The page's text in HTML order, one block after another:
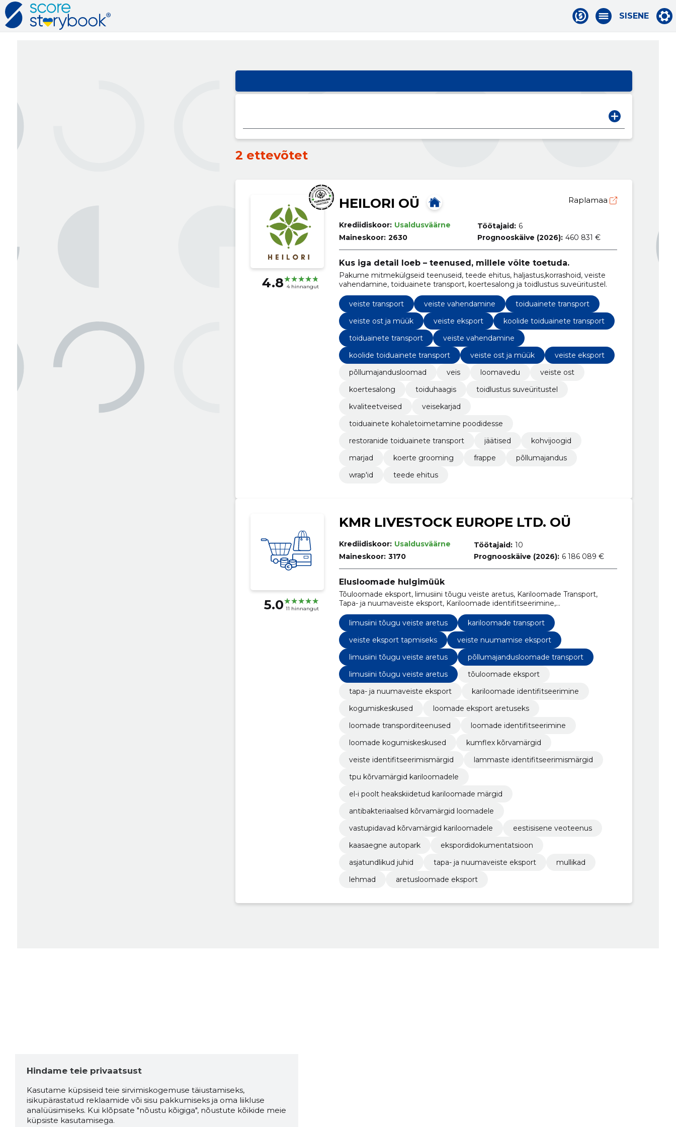
SISENE
2 ettevõtet
4.8 4 hinnangut
HEILORI OÜ Raplamaa
Krediidiskoor: Usaldusväärne
Maineskoor: 2630
Töötajaid: 6
Prognooskäive (2026): 460 831 €
Kus iga detail loeb – teenused, millele võite toetuda.
Pakume mitmekülgseid teenuseid, teede ehitus, haljastus,korrashoid, veiste
vahendamine, toiduainete transport, koertesalong ja toidlustus suveüritustel.
veiste transport veiste vahendamine
toiduainete transport
veiste ost ja müük
veiste eksport
koolide toiduainete transport
toiduainete transport
veiste vahendamine
koolide toiduainete transport
veiste ost ja müük
veiste eksport
põllumajandusloomad
veis loomavedu
veiste ost
koertesalong
toiduhaagis
toidlustus suveüritustel
kvaliteetveised
veisekarjad
toiduainete kohaletoimetamine poodidesse
restoranide toiduainete transport
jäätised
kohvijoogid
marjad
koerte grooming frappe
põllumajandus
wrap'id
teede ehitus
5.0 11 hinnangut
KMR LIVESTOCK EUROPE LTD. OÜ
Krediidiskoor: Usaldusväärne
Maineskoor: 3170
Töötajaid: 10
Prognooskäive (2026): 6 186 089 €
Elusloomade hulgimüük
Tõuloomade eksport, limusiini tõugu veiste aretus, Kariloomade Transport,
Tapa- ja nuumaveiste eksport, Kariloomade identifitseerimine,
veiste eksport tapmiseks, veiste nuumamise eksport
limusiini tõugu veiste aretus
kariloomade transport
veiste eksport tapmiseks
veiste nuumamise eksport
limusiini tõugu veiste aretus
põllumajandusloomade transport
limusiini tõugu veiste aretus
tõuloomade eksport
tapa- ja nuumaveiste eksport
kariloomade identifitseerimine
kogumiskeskused
loomade eksport aretuseks
loomade transporditeenused
loomade identifitseerimine
loomade kogumiskeskused
kumflex kõrvamärgid
veiste identifitseerimismärgid
lammaste identifitseerimismärgid
tpu kõrvamärgid kariloomadele
el-i poolt heakskiidetud kariloomade märgid
antibakteriaalsed kõrvamärgid loomadele
vastupidavad kõrvamärgid kariloomadele
eestisisene veoteenus
kaasaegne autopark
ekspordidokumentatsioon
asjatundlikud juhid
tapa- ja nuumaveiste eksport
mullikad
lehmad
aretusloomade eksport
Hindame teie privaatsust
Kasutame küpsiseid teie sirvimiskogemuse täiustamiseks,
isikupärastatud reklaamide või sisu pakkumiseks ja oma liikluse
analüüsimiseks. Kui klõpsate "nõustu kõigiga", nõustute kõikide meie
küpsiste kasutamisega.